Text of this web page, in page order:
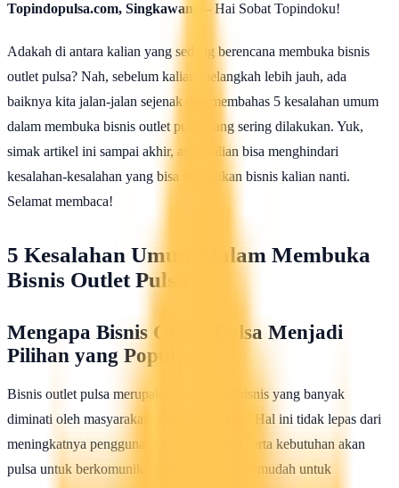
Topindopulsa.com, Singkawang – Hai Sobat Topindoku!
Adakah di antara kalian yang sedang berencana membuka bisnis
outlet pulsa? Nah, sebelum kalian melangkah lebih jauh, ada
baiknya kita jalan-jalan sejenak dan membahas 5 kesalahan umum
dalam membuka bisnis outlet pulsa yang sering dilakukan. Yuk,
simak artikel ini sampai akhir, agar kalian bisa menghindari
kesalahan-kesalahan yang bisa merugikan bisnis kalian nanti.
Selamat membaca!
5 Kesalahan Umum Dalam Membuka
Bisnis Outlet Pulsa
Mengapa Bisnis Outlet Pulsa Menjadi
Pilihan yang Populer?
Bisnis outlet pulsa merupakan salah satu bisnis yang banyak
diminati oleh masyarakat Indonesia saat ini. Hal ini tidak lepas dari
meningkatnya penggunaan telepon seluler serta kebutuhan akan
pulsa untuk berkomunikasi. Bisnis ini relatif mudah untuk